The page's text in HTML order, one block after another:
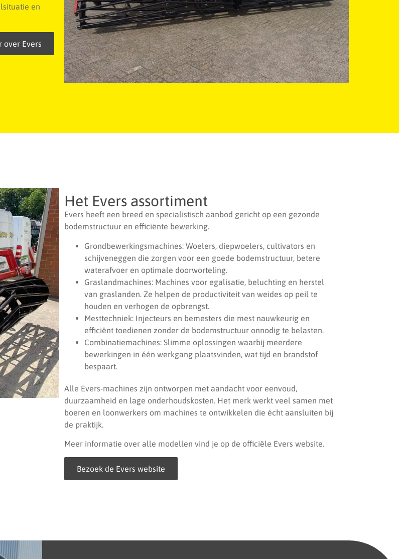
en
over Evers
Het Evers assortiment
Evers heeft een breed en specialistisch aanbod gericht op een gezonde
bodemstructuur en efficiënte bewerking.
Grondbewerkingsmachines: Woelers, diepwoelers, cultivators en
schijveneggen die zorgen voor een goede bodemstructuur, betere
waterafvoer en optimale doorworteling.
Graslandmachines: Machines voor egalisatie, beluchting en herstel
van graslanden. Ze helpen de productiviteit van weides op peil te
houden en verhogen de opbrengst.
Mesttechniek: Injecteurs en bemesters die mest nauwkeurig en
efficiënt toedienen zonder de bodemstructuur onnodig te belasten.
Combinatiemachines: Slimme oplossingen waarbij meerdere
bewerkingen in één werkgang plaatsvinden, wat tijd en brandstof
bespaart.
Alle Evers-machines zijn ontworpen met aandacht voor eenvoud,
duurzaamheid en lage onderhoudskosten. Het merk werkt veel samen met
boeren en loonwerkers om machines te ontwikkelen die écht aansluiten bij
de praktijk.
Meer informatie over alle modellen vind je op de officiële Evers website.
Bezoek de Evers website